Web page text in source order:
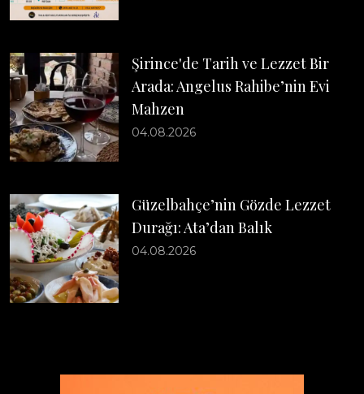
Şirince'de Tarih ve Lezzet Bir
Arada: Angelus Rahibe’nin Evi
Mahzen
04.08.2026
Güzelbahçe’nin Gözde Lezzet
Durağı: Ata’dan Balık
04.08.2026